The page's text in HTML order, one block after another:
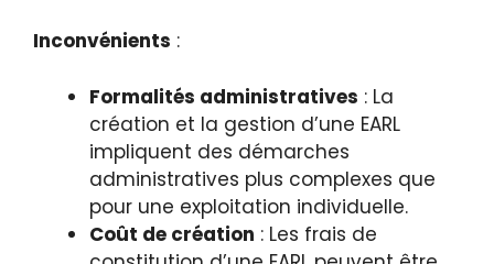
Inconvénients :
Formalités administratives : La
création et la gestion d’une EARL
impliquent des démarches
administratives plus complexes que
pour une exploitation individuelle.
Coût de création : Les frais de